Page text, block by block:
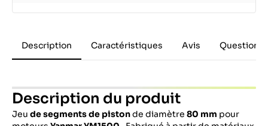
Description Caractéristiques Avis Questions
Description du produit
Jeu de segments de pistonde diamètre 80 mm pour